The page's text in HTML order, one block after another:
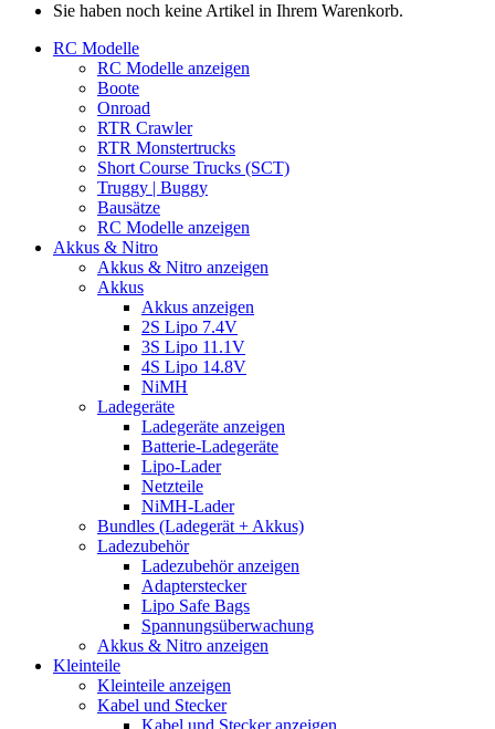
Sie haben noch keine Artikel in Ihrem Warenkorb.
RC Modelle
RC Modelle anzeigen
Boote
Onroad
RTR Crawler
RTR Monstertrucks
Short Course Trucks (SCT)
Truggy | Buggy
Bausätze
RC Modelle anzeigen
Akkus & Nitro
Akkus & Nitro anzeigen
Akkus
Akkus anzeigen
2S Lipo 7.4V
3S Lipo 11.1V
4S Lipo 14.8V
NiMH
Ladegeräte
Ladegeräte anzeigen
Batterie-Ladegeräte
Lipo-Lader
Netzteile
NiMH-Lader
Bundles (Ladegerät + Akkus)
Ladezubehör
Ladezubehör anzeigen
Adapterstecker
Lipo Safe Bags
Spannungsüberwachung
Akkus & Nitro anzeigen
Kleinteile
Kleinteile anzeigen
Kabel und Stecker
Kabel und Stecker anzeigen